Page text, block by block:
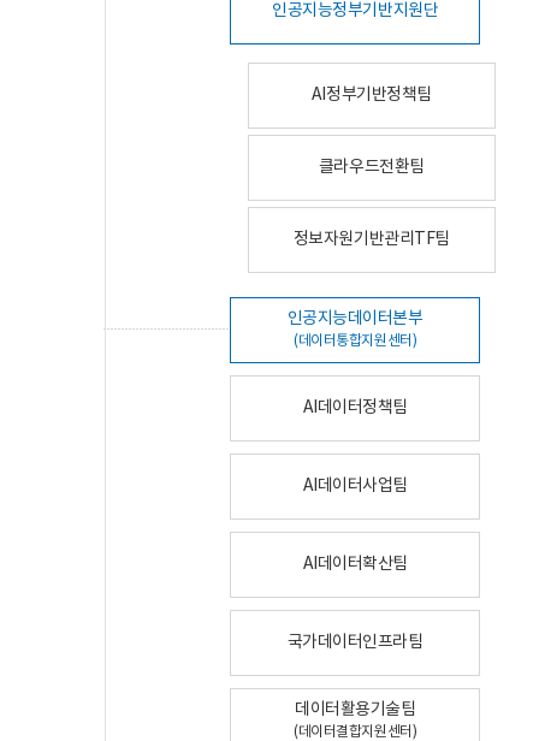
인공지능정부기반지원단
AI정부기반정책팀
클라우드전환팀
정보자원기반관리TF팀
인공지능데이터본부
(데이터통합지원센터)
AI데이터정책팀
AI데이터사업팀
AI데이터확산팀
국가데이터인프라팀
데이터활용기술팀
(데이터결합지원센터)